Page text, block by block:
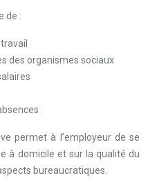
de :
des organismes sociaux
permet à l’employeur de se
à domicile et sur la qualité du
bureaucratiques.